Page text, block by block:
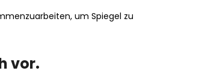
um Spiegel zu
vor.